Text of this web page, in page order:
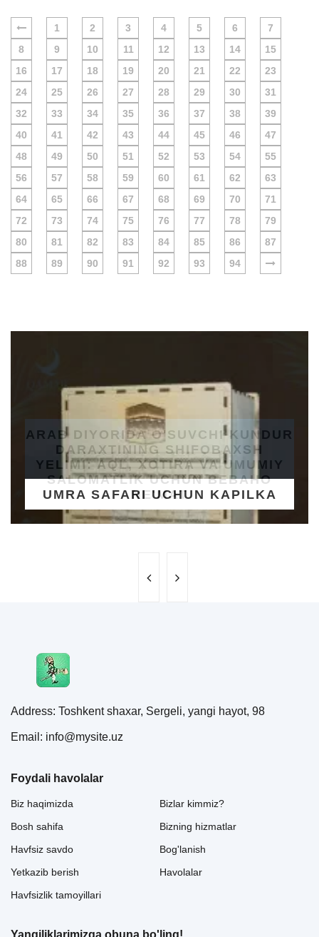
1 2 3 4 5 6
7
8
9 10 11 12 13 14
15
16
17 18 19 20 21 22
23
24
25 26 27 28 29 30
31
32
33 34 35 36 37 38
39
40
41 42 43 44 45 46
47
48
49 50 51 52 53 54
55
56
57 58 59 60 61 62
63
64
65 66 67 68 69 70
71
72
73 74 75 76 77 78
79
80
81 82 83 84 85 86
87
88
89 90 91 92 93 94
UMRA SAFARI UCHUN KAPILKA
Address: Toshkent shaxar, Sergeli, yangi hayot, 98
Email: info@mysite.uz
Foydali havolalar
Biz haqimizda
Bosh sahifa
Havfsiz savdo
Yetkazib berish
Havfsizlik tamoyillari
Bizlar kimmiz?
Bizning hizmatlar
Bog'lanish
Havolalar
Yangiliklarimizga obuna bo'ling!